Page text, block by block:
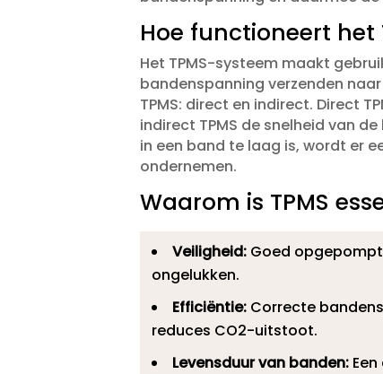
Hoe functioneert het
Het TPMS-systeem maakt
bandenspanning verzenden
TPMS: direct en indirect.​ Direct
indirect TPMS de snelheid van
in een band te laag is, wordt er
ondernemen.​
Waarom is TPMS
Veiligheid: Goed
ongelukken.​
Efficiëntie: Correcte
reduces CO2-uitstoot.​
Levensduur van banden: